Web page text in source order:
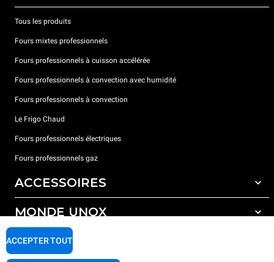
Tous les produits
Fours mixtes professionnels
Fours professionnels à cuisson accélérée
Fours professionnels à convection avec humidité
Fours professionnels à convection
Le Frigo Chaud
Fours professionnels électriques
Fours professionnels gaz
ACCESSOIRES
Tous les accessoires
Détergents pour lavage automatique
Détergents pour lavage manuel
MONDE UNOX
Nos bureaux dans le monde
SUPPORT
ACCEPTER TOUT